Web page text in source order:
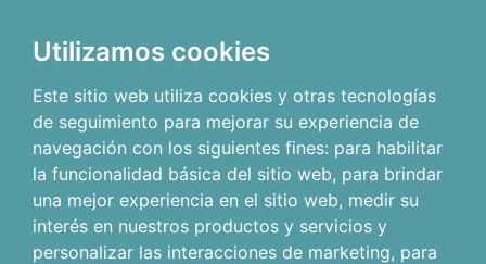
Utilizamos cookies
Este sitio web utiliza cookies y otras tecnologías
de seguimiento para mejorar su experiencia de
navegación con los siguientes fines: para habilitar
la funcionalidad básica del sitio web, para brindar
una mejor experiencia en el sitio web, medir su
interés en nuestros productos y servicios y
personalizar las interacciones de marketing, para